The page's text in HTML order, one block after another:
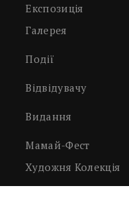
Експозиція
Галерея
Події
Відвідувачу
Видання
Мамай-Фест
Художня Колекція